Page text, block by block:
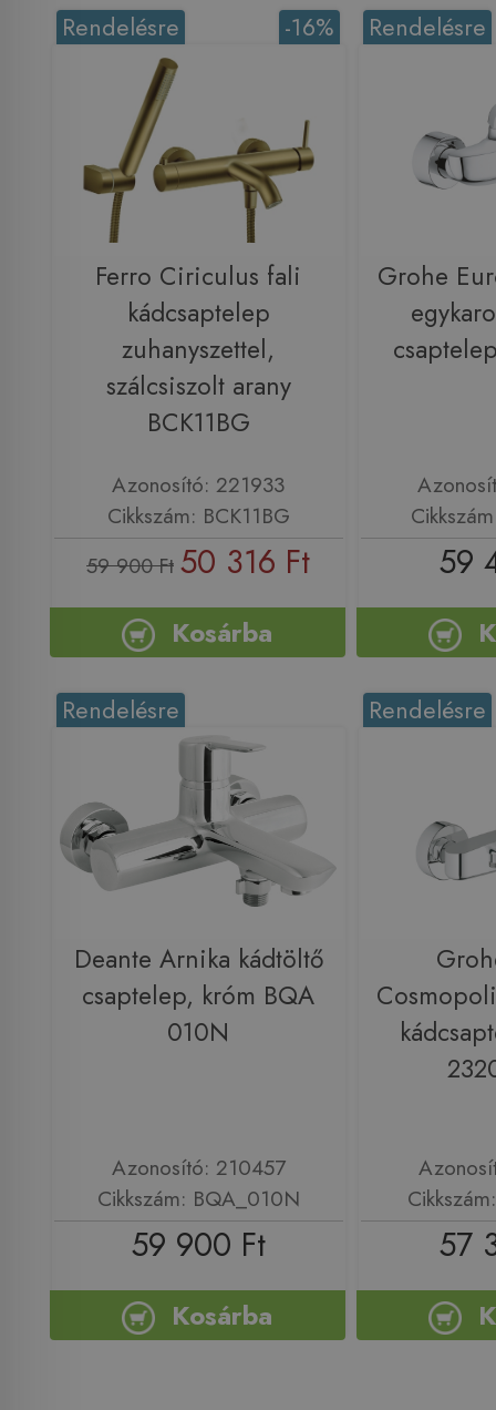
-16%
Rendelésre
Ferro Ciriculus fali
kádcsaptelep
zuhanyszettel,
szálcsiszolt arany
BCK11BG
Azonosító: 221933
Cikkszám: BCK11BG
59 900 Ft 50 316 Ft
Kosárba
Rendelésre
Grohe
59
Rendelésre
Deante Arnika kádtöltő
csaptelep, króm BQA
010N
Azonosító: 210457
Cikkszám: BQA_010N
59 900 Ft
Kosárba
Rendelésre
57